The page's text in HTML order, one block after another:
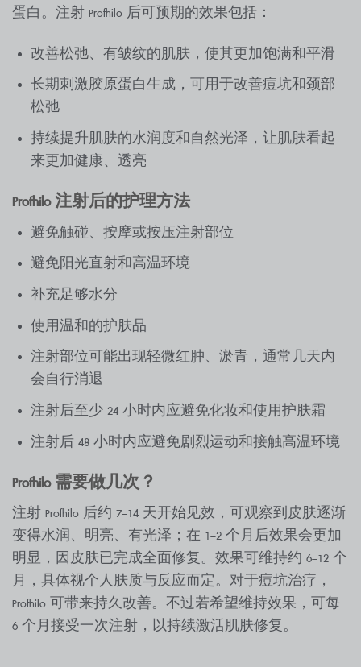
蛋白。注射 Profhilo 后可预期的效果包括：
改善松弛、有皱纹的肌肤，使其更加饱满和平滑
长期刺激胶原蛋白生成，可用于改善痘坑和颈部
松弛
持续提升肌肤的水润度和自然光泽，让肌肤看起
来更加健康、透亮
Profhilo 注射后的护理方法
避免触碰、按摩或按压注射部位
避免阳光直射和高温环境
补充足够水分
使用温和的护肤品
注射部位可能出现轻微红肿、淤青，通常几天内
会自行消退
注射后至少 24 小时内应避免化妆和使用护肤霜
注射后 48 小时内应避免剧烈运动和接触高温环境
Profhilo 需要做几次？
注射 Profhilo 后约 7–14 天开始见效，可观察到皮肤逐渐
变得水润、明亮、有光泽；在 1–2 个月后效果会更加
明显，因皮肤已完成全面修复。效果可维持约 6–12 个
月，具体视个人肤质与反应而定。对于痘坑治疗，
Profhilo 可带来持久改善。不过若希望维持效果，可每
6 个月接受一次注射，以持续激活肌肤修复。